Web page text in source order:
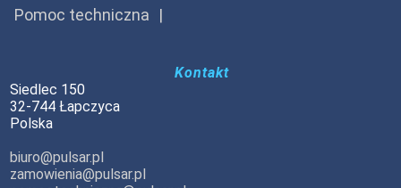
Pomoc techniczna
Kontakt
Siedlec 150
32-744 Łapczyca
Polska
biuro@pulsar.pl
zamowienia@pulsar.pl